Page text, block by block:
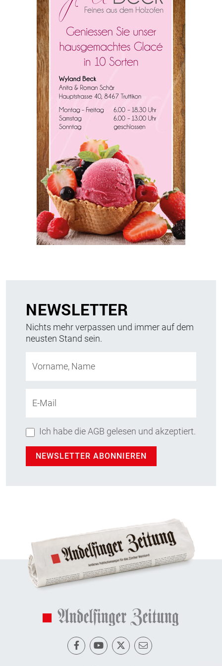
NEWSLETTER
Nichts mehr verpassen und immer auf dem
neusten Stand sein.
Vorname, Name
E-Mail
Ich habe die AGB gelesen und akzeptiert.
NEWSLETTER ABONNIEREN